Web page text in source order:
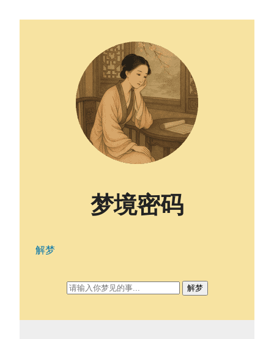
梦境密码
解梦
解梦